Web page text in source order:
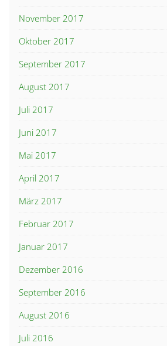
November 2017
Oktober 2017
September 2017
August 2017
Juli 2017
Juni 2017
Mai 2017
April 2017
März 2017
Februar 2017
Januar 2017
Dezember 2016
September 2016
August 2016
Juli 2016